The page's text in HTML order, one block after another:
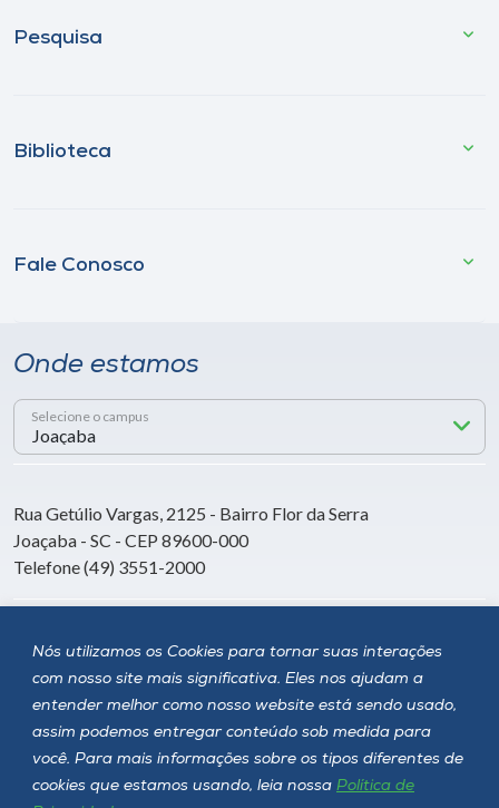
Nós utilizamos os Cookies para tornar suas interações
com nosso site mais significativa. Eles nos ajudam a
entender melhor como nosso website está sendo usado,
assim podemos entregar conteúdo sob medida para
você. Para mais informações sobre os tipos diferentes de
cookies que estamos usando, leia nossa Política de
Pesquisa
Biblioteca
Fale Conosco
Onde estamos
Selecione o campus
Rua Getúlio Vargas, 2125 - Bairro Flor da Serra
Joaçaba - SC - CEP 89600-000
Telefone (49) 3551-2000
Siga a Unoesc